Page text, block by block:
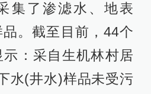
集了渗滤水、地表
。截至目前，44个
：采自生机林村居
水(井水)样品未受污